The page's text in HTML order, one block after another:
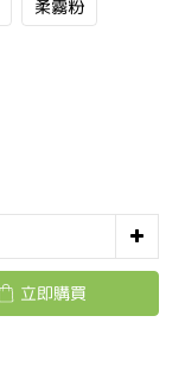
柔霧粉
立即購買